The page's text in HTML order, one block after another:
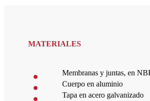
MATERIALES
Membranas y juntas, en
Cuerpo en aluminio
Tapa en acero galvanizado